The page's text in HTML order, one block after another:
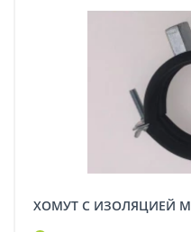
ХОМУТ С ИЗОЛЯЦИЕЙ